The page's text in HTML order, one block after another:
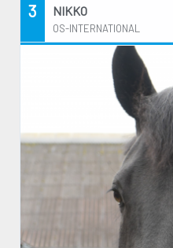
3 NIKKO
OS-INTERNATIONAL